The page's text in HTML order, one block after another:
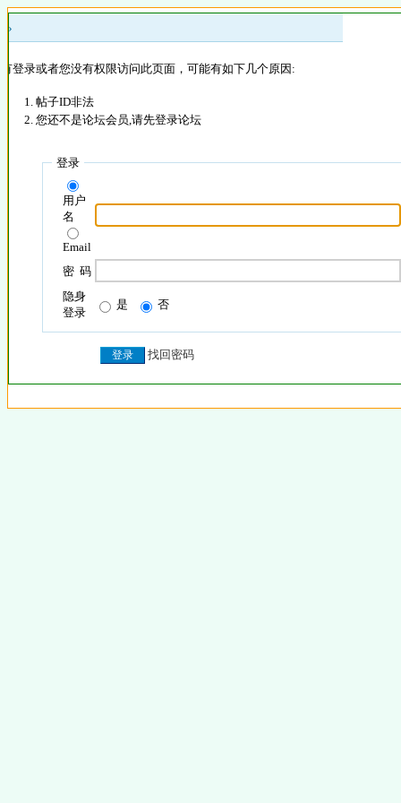
»
登录或者您没有权限访问此页面，可能有如下几个原因:
帖子ID非法
您还不是论坛会员,请先登录论坛
登录
用户
名
Email
密 码
隐身
登录
是 否
找回密码